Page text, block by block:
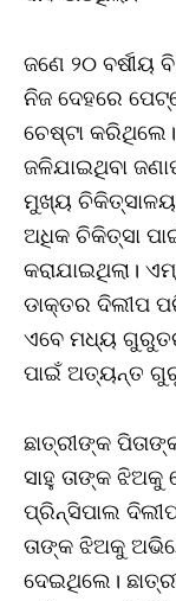
ଜଣେ ୨୦ ବର୍ଷୀୟ
ନିଜ ଦେହରେ
ଚେଷ୍ଟା
ଜଳିଯାଇଥିବା
ମୁଖ୍ୟ
ଅଧିକ ଚିକିତ୍ସା
କରାଯାଇଥିଲା।
ଡାକ୍ତର ଦିଲୀପ
ଏବେ ମଧ୍ୟ
ପାଇଁ ଅତ୍ୟନ୍ତ
ଛାତ୍ରୀଙ୍କ
ସାହୁ ତାଙ୍କ
ପ୍ରିନ୍ସିପାଲ
ତାଙ୍କ ଝିଅକୁ
ଦେଇଥିଲେ।